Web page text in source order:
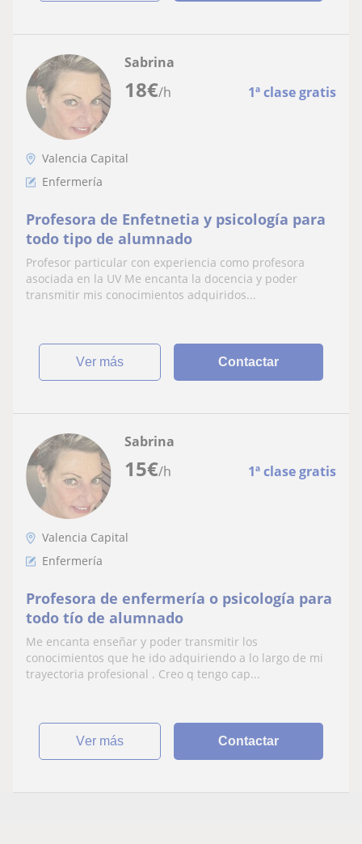
18€/h 1ª clase gratis
Sabrina
Valencia Capital
Enfermería
Profesora de Enfetnetia y psicología para
todo tipo de alumnado
Profesor particular con experiencia como profesora
asociada en la UV Me encanta la docencia y poder
transmitir mis conocimientos adquiridos...
ver más Contactar
15€/h 1ª clase gratis
Sabrina
Valencia Capital
Enfermería
Profesora de enfermería o psicología para
todo tío de alumnado
Me encanta enseñar y poder transmitir los
conocimientos que he ido adquiriendo a lo largo de mi
trayectoria profesional . Creo q tengo cap...
ver más Contactar